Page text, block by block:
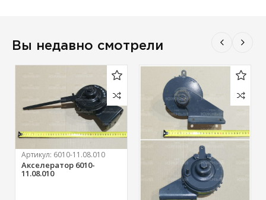
Вы недавно смотрели
Артикул: 6010-11.08.010
Акселератор 6010-
11.08.010